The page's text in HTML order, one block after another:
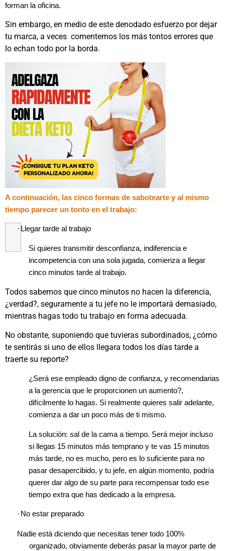
forman la oficina.
Sin embargo, en medio de este denodado esfuerzo por dejar
tu marca, a veces comentemos los más tontos errores que
lo echan todo por la borda.
A continuación, las cinco formas de sabotearte y al mismo
tiempo parecer un tonto en el trabajo:
· Llegar tarde al trabajo
Si quieres transmitir desconfianza, indiferencia e
incompetencia con una sola jugada, comienza a llegar
cinco minutos tarde al trabajo.
Todos sabemos que cinco minutos no hacen la diferencia,
¿verdad?, seguramente a tu jefe no le importará demasiado,
mientras hagas todo tu trabajo en forma adecuada.
No obstante, suponiendo que tuvieras subordinados, ¿cómo
te sentirás si uno de ellos llegara todos los días tarde a
traerte su reporte?
¿Será ese empleado digno de confianza, y recomendarias
a la gerencia que le proporcionen un aumento?,
difícilmente lo hagas. Si realmente quieres salir adelante,
comienza a dar un poco más de ti mismo.
La solución: sal de la cama a tiempo. Será mejor incluso
si llegas 15 minutos más temprano y te vas 15 minutos
más tarde, no es mucho, pero es lo suficiente para no
pasar desapercibido, y tu jefe, en algún momento, podría
querer dar algo de su parte para recompensar todo ese
tiempo extra que has dedicado a la empresa.
· No estar preparado
Nadie está diciendo que necesitas tener todo 100%
organizado, obviamente deberás pasar la mayor parte de